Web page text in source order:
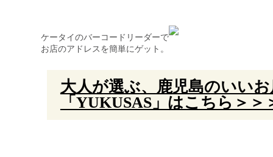
ケータイのバーコードリーダーで
お店のアドレスを簡単にゲット。
大人が選ぶ、鹿児島のいい
「YUKUSAS」はこちら＞＞